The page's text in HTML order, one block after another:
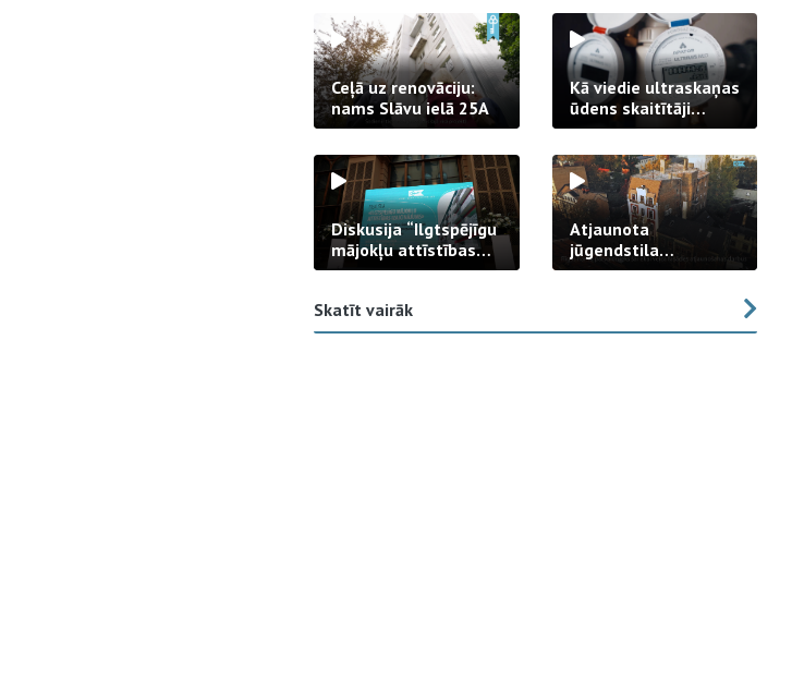
Ceļā uz renovāciju:
nams Slāvu ielā 25A
Kā viedie ultraskaņas
ūdens skaitītāji
strādā praksē
Diskusija “Ilgtspējīgu
mājokļu attīstības
izaicinājums”
Atjaunota
jūgendstila
arhitektūras pērles
Skatīt vairāk